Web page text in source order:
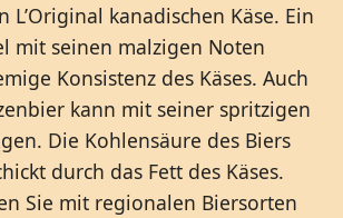
L’Original kanadischen Käse. Ein
mit seinen malzigen Noten
Konsistenz des Käses. Auch
kann mit seiner spritzigen
Die Kohlensäure des Biers
durch das Fett des Käses.
Sie mit regionalen Biersorten